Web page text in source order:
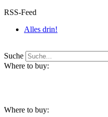
RSS-Feed
Alles drin!
Suche
Where to buy:
Where to buy: